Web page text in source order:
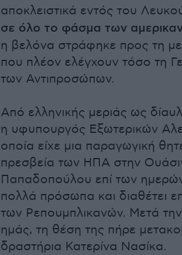
αποκλειστικά εντός του
σε όλο το φάσμα των
η βελόνα στράφηκε προς τη
που πλέον ελέγχουν τόσο τη
των Αντιπροσώπων.
Από ελληνικής μεριάς ως
η υφυπουργός Εξωτερικών
οποία είχε μια παραγωγική
πρεσβεία των ΗΠΑ στην
Παπαδοπούλου επί των
πολλά πρόσωπα και διαθέτει
των Ρεπουμπλικανών. Μετά
ημάς, τη θέση της πήρε
δραστήρια Κατερίνα Νασίκα.